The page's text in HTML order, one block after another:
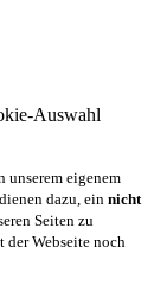
Auswahl
unserem eigenem
dazu, ein nicht
Seiten zu
der Webseite noch